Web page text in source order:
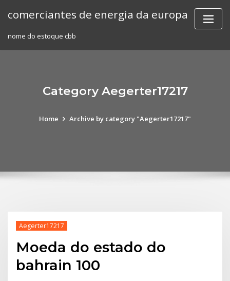
comerciantes de energia da europa
nome do estoque cbb
Category Aegerter17217
Home Archive by category "Aegerter17217"
Aegerter17217
Moeda do estado do
bahrain 100